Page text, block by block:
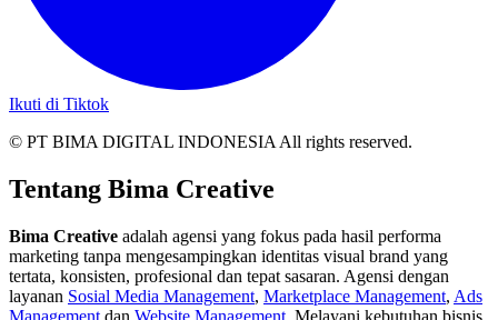
Ikuti di Tiktok
© PT BIMA DIGITAL INDONESIA All rights reserved.
Tentang Bima Creative
Bima Creative adalah agensi yang fokus pada hasil performa
marketing tanpa mengesampingkan identitas visual brand yang
tertata, konsisten, profesional dan tepat sasaran. Agensi dengan
layanan Sosial Media Management, Marketplace Management, Ads
Management dan Website Management . Melayani kebutuhan bisnis